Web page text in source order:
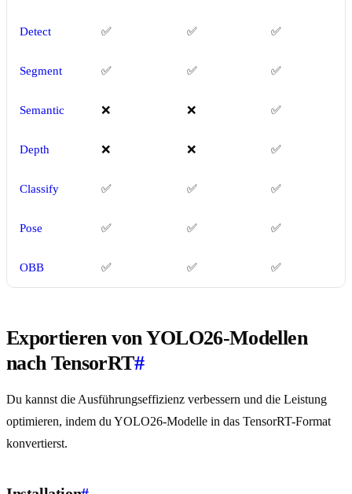
Detect ✅ ✅ ✅
Segment ✅ ✅ ✅
Semantic ❌ ❌ ✅
Depth ❌ ❌ ✅
Classify ✅ ✅ ✅
Pose ✅ ✅ ✅
OBB ✅ ✅ ✅
Exportieren von YOLO26-Modellen
nach TensorRT#
Du kannst die Ausführungseffizienz verbessern und die Leistung
optimieren, indem du YOLO26-Modelle in das TensorRT-Format
konvertierst.